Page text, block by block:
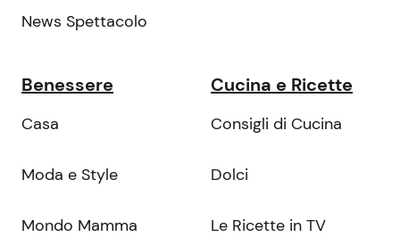
News Spettacolo
Benessere
Casa
Moda e Style
Mondo Mamma
Cucina e Ricette
Consigli di Cucina
Dolci
Le Ricette in TV